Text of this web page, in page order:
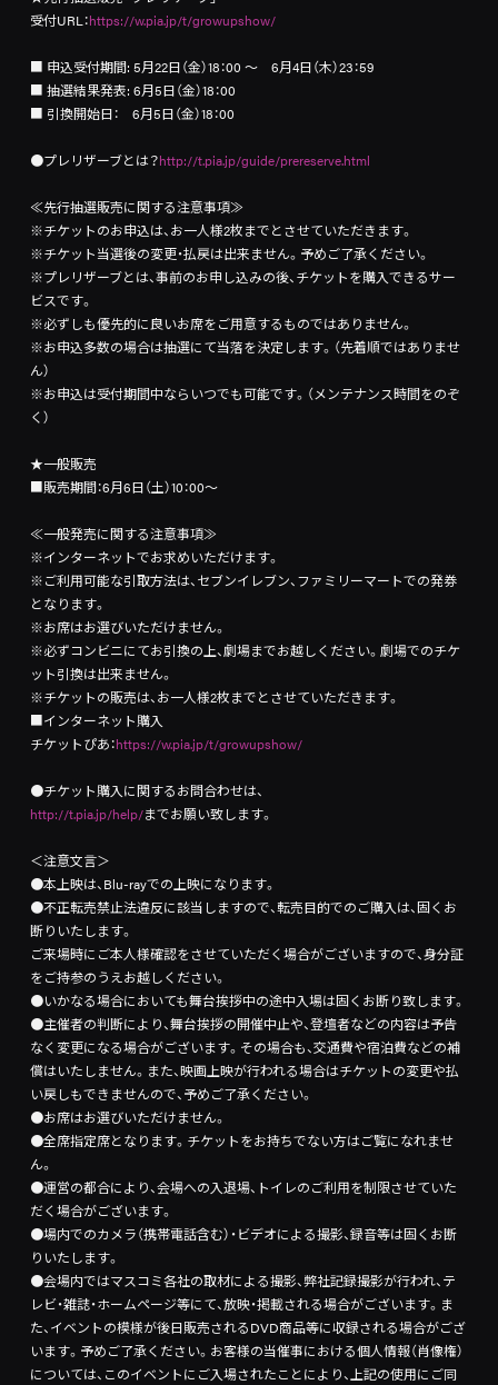
受付URL：https://w.pia.jp/t/growupshow/
■ 申込受付期間: 5月22日（金）18：00 ～ 6月4日（木）23：59
■ 抽選結果発表: 6月5日（金）18：00
■ 引換開始日： 6月5日（金）18：00
●プレリザーブとは？http://t.pia.jp/guide/prereserve.html
≪先行抽選販売に関する注意事項≫
※チケットのお申込は、お一人様2枚までとさせていただきます。
※チケット当選後の変更・払戻は出来ません。予めご了承ください。
※プレリザーブとは、事前のお申し込みの後、チケットを購入できるサー
ビスです。
※必ずしも優先的に良いお席をご用意するものではありません。
※お申込多数の場合は抽選にて当落を決定します。（先着順ではありませ
ん）
※お申込は受付期間中ならいつでも可能です。（メンテナンス時間をのぞ
く）
★一般販売
■販売期間：6月6日（土）10：00～
≪一般発売に関する注意事項≫
※インターネットでお求めいただけます。
※ご利用可能な引取方法は、セブンイレブン、ファミリーマートでの発券
となります。
※お席はお選びいただけません。
※必ずコンビニにてお引換の上、劇場までお越しください。劇場でのチケ
ット引換は出来ません。
※チケットの販売は、お一人様2枚までとさせていただきます。
■インターネット購入
チケットぴあ：https://w.pia.jp/t/growupshow/
●チケット購入に関するお問合わせは、
http://t.pia.jp/help/までお願い致します。
＜注意文言＞
●本上映は、Blu-rayでの上映になります。
●不正転売禁止法違反に該当しますので、転売目的でのご購入は、固くお
断りいたします。
ご来場時にご本人様確認をさせていただく場合がございますので、身分証
をご持参のうえお越しください。
●いかなる場合においても舞台挨拶中の途中入場は固くお断り致します。
●主催者の判断により、舞台挨拶の開催中止や、登壇者などの内容は予告
なく変更になる場合がございます。その場合も、交通費や宿泊費などの補
償はいたしません。また、映画上映が行われる場合はチケットの変更や払
い戻しもできませんので、予めご了承ください。
●お席はお選びいただけません。
●全席指定席となります。チケットをお持ちでない方はご覧になれませ
ん。
●運営の都合により、会場への入退場、トイレのご利用を制限させていた
だく場合がございます。
●場内でのカメラ（携帯電話含む）・ビデオによる撮影、録音等は固くお断
りいたします。
●会場内ではマスコミ各社の取材による撮影、弊社記録撮影が行われ、テ
レビ・雑誌・ホームページ等にて、放映・掲載される場合がございます。ま
た、イベントの模様が後日販売されるDVD商品等に収録される場合がござ
います。予めご了承ください。お客様の当催事における個人情報（肖像権）
については、このイベントにご入場されたことにより、上記の使用にご同